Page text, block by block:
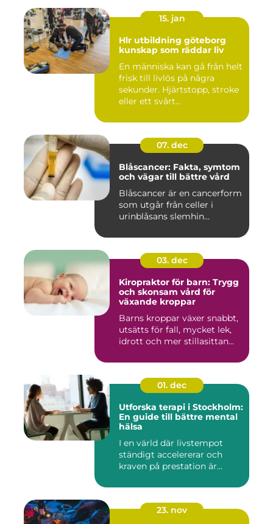
15. jan
Hlr utbildning göteborg
kunskap som räddar liv
En människa kan gå från helt
frisk till livlös på några
sekunder. Hjärtstopp, stroke
eller ett svårt...
07. dec
Blåscancer: Fakta, symtom
och vägar till bättre vård
Blåscancer är en cancerform
som utgår från celler i
urinblåsans slemhin...
03. dec
Kiropraktor för barn: Trygg
och skonsam vård för
växande kroppar
Barns kroppar växer snabbt,
utsätts för fall, mycket lek,
idrott och mer stillasittan...
01. dec
Utforska terapi i Stockholm:
En guide till bättre mental
hälsa
I en värld där livstempot
ständigt accelererar och
kraven på prestation är...
23. nov